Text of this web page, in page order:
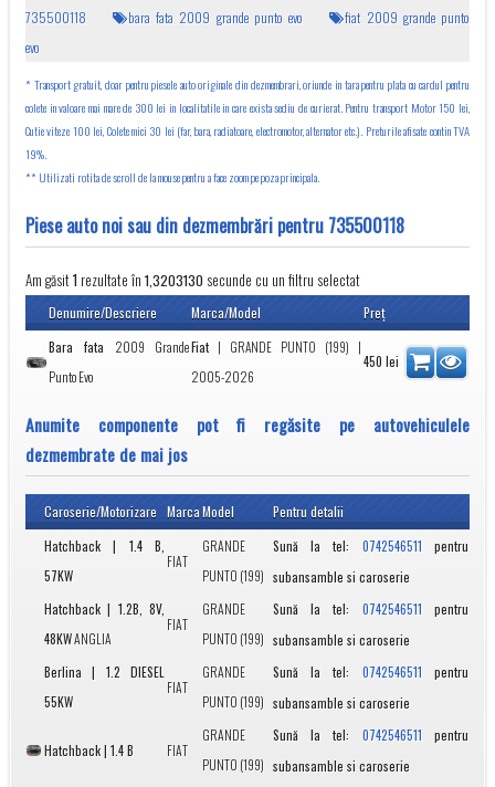
735500118
bara fata 2009 grande punto evo
fiat 2009 grande punto
evo
* Transport gratuit, doar pentru piesele auto originale din dezmembrari, oriunde in tara pentru plata cu cardul pentru
colete in valoare mai mare de 300 lei in localitatile in care exista sediu de curierat. Pentru transport Motor 150 lei,
Cutie viteze 100 lei, Colete mici 30 lei (far, bara, radiatoare, electromotor, alternator etc.). Preturile afisate contin TVA
19%.
** Utilizati rotita de scroll de la mouse pentru a face zoom pe poza principala.
Piese auto noi sau din dezmembrări pentru 735500118
Am găsit1 rezultate în 1,3203130 secunde cu un filtru selectat
Denumire/Descriere Marca/Model
Preţ
Bara fata 2009 Grande
Punto Evo
Fiat| GRANDE PUNTO (199) |
2005-2026
450 lei
Anumite componente pot fi regăsite pe autovehiculele
dezmembrate de mai jos
Caroserie/Motorizare MarcaModel
Pentru detalii
Hatchback | 1.4 B,
57KW
FIAT
GRANDE
PUNTO (199)
Sună la tel: 0742546511 pentru
subansamble si caroserie
Hatchback | 1.2B, 8V,
48KWANGLIA
FIAT
GRANDE
PUNTO (199)
Sună la tel: 0742546511 pentru
subansamble si caroserie
Berlina | 1.2 DIESEL
55KW
FIAT
GRANDE
PUNTO (199)
Sună la tel: 0742546511 pentru
subansamble si caroserie
Hatchback | 1.4 B FIAT
GRANDE
PUNTO (199)
Sună la tel: 0742546511 pentru
subansamble si caroserie